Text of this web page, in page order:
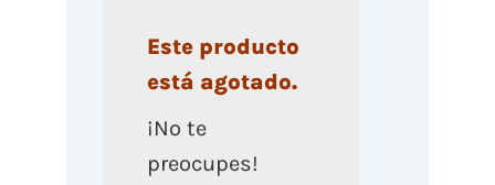
Este producto
está agotado.
¡No te
preocupes!